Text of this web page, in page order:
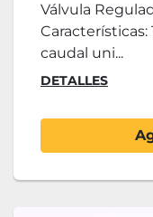
Válvula
caudal uni...
DETALLES